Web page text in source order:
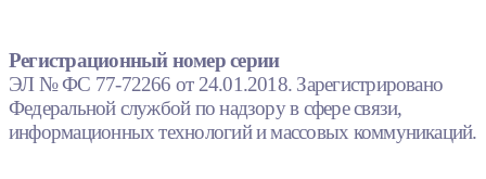
Регистрационный номер серии
ЭЛ № ФС 77-72266 от 24.01.2018. Зарегистрировано
Федеральной службой по надзору в сфере связи,
информационных технологий и массовых коммуникаций.